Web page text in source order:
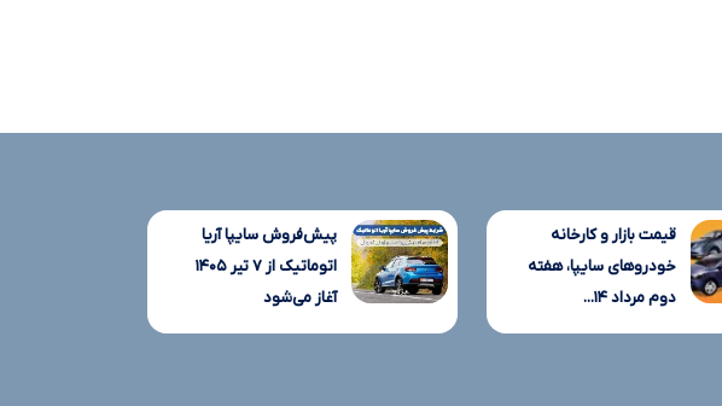
قیمت بازار و کارخانه
خودروهای سایپا، هفته
دوم مرداد ۱۴...
پیش‌فروش سایپا آریا
اتوماتیک از ۷ تیر ۱۴۰۵
آغاز می‌شود